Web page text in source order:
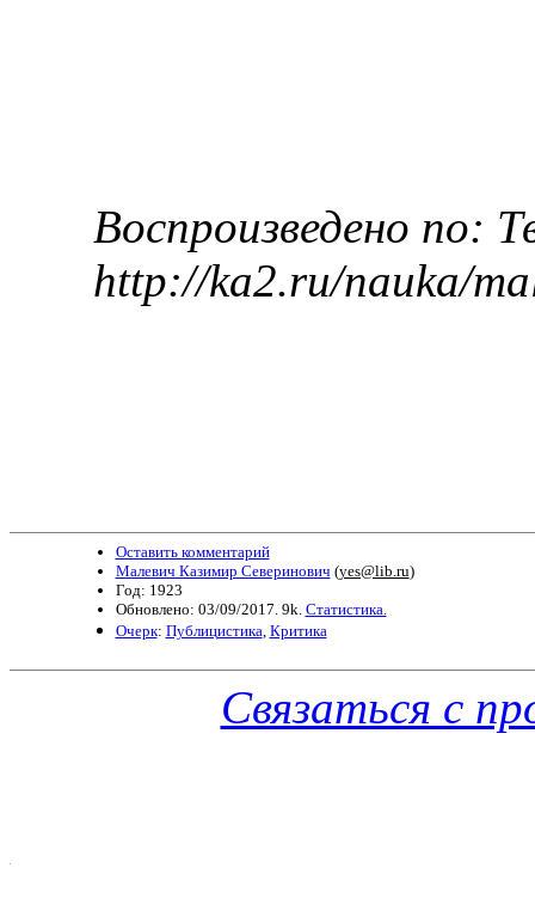
Воспроизведено по:
http://ka2.ru/nauka/
Оставить комментарий
Малевич Казимир Северинович (yes@lib.ru)
Год: 1923
Обновлено: 03/09/2017. 9k. Статистика.
Очерк: Публицистика Критика
Связаться с